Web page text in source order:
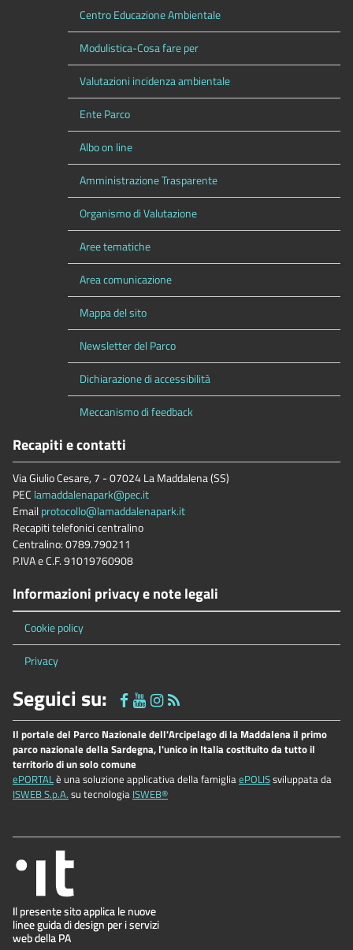
Centro Educazione Ambientale
Modulistica-Cosa fare per
Valutazioni incidenza ambientale
Ente Parco
Albo on line
Amministrazione Trasparente
Organismo di Valutazione
Aree tematiche
Area comunicazione
Mappa del sito
Newsletter del Parco
Dichiarazione di accessibilità
Meccanismo di feedback
Recapiti e contatti
Via Giulio Cesare, 7 - 07024 La Maddalena (SS)
PEC lamaddalenapark@pec.it
Emailprotocollo@lamaddalenapark.it
Recapiti telefonici centralino
Centralino: 0789.790211
P.IVA e C.F. 91019760908
Informazioni privacy e note legali
Cookie policy
Privacy
Seguici su:
Il portale del Parco Nazionale dell'Arcipelago di la Maddalena il primo
parco nazionale della Sardegna, l'unico in Italia costituito da tutto il
territorio di un solo comune
ePORTALè una soluzione applicativa della famigliaePOLISsviluppata da
ISWEB S.p.A. su tecnologia ISWEB®